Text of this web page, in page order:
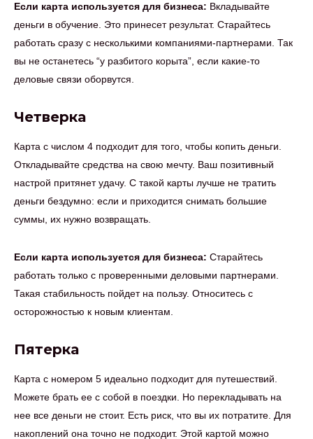
Если карта используется для бизнеса: Вкладывайте
деньги в обучение. Это принесет результат. Старайтесь
работать сразу с несколькими компаниями-партнерами. Так
вы не останетесь “у разбитого корыта”, если какие-то
деловые связи оборвутся.
Четверка
Карта с числом 4 подходит для того, чтобы копить деньги.
Откладывайте средства на свою мечту. Ваш позитивный
настрой притянет удачу. С такой карты лучше не тратить
деньги бездумно: если и приходится снимать большие
суммы, их нужно возвращать.
Если карта используется для бизнеса: Старайтесь
работать только с проверенными деловыми партнерами.
Такая стабильность пойдет на пользу. Относитесь с
осторожностью к новым клиентам.
Пятерка
Карта с номером 5 идеально подходит для путешествий.
Можете брать ее с собой в поездки. Но перекладывать на
нее все деньги не стоит. Есть риск, что вы их потратите. Для
накоплений она точно не подходит. Этой картой можно